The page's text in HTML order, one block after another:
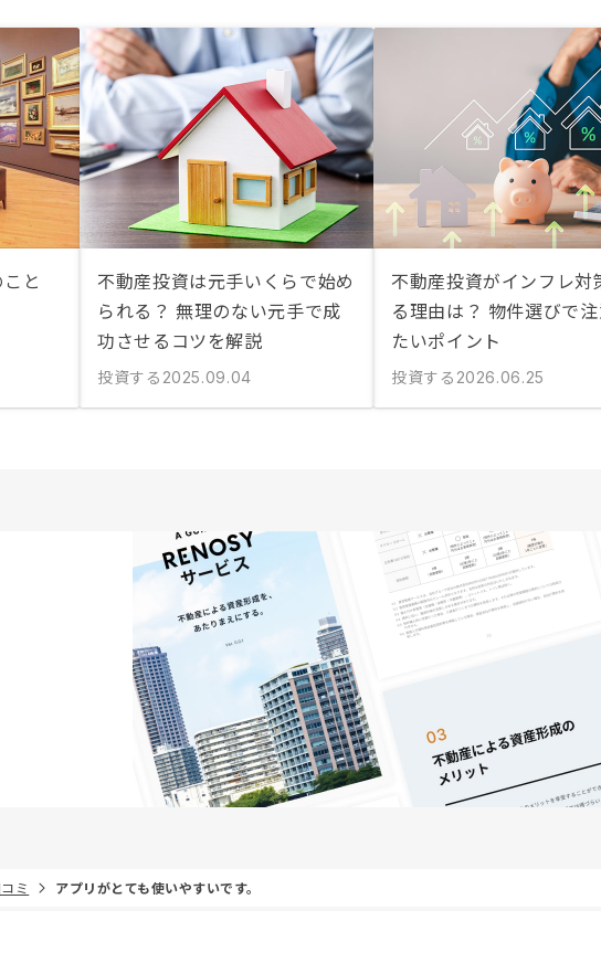
と
不動産投資は元手いくらで始め
られる？ 無理のない元手で成
功させるコツを解説
投資する 2025.09.04
不動産投資がインフレ対
る理由は？ 物件選びで
たいポイント
投資する 2026.06.25
ミ アプリがとても使いやすいです。